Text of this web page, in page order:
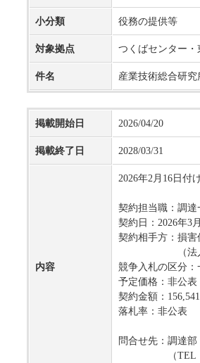
小分類 役務の提供等
対象拠点 つくばセンター・
件名 産業技術総合研
掲載開始日 2026/04/20
掲載終了日 2028/03/31
内容
2026年2月16日付
契約担当職：調
契約日：2026年3
契約相手方：損害
（法人番号
競争入札の区分
予定価格：非公表
契約金額：
落札率：非公表
問合せ先：調達
（TEL：